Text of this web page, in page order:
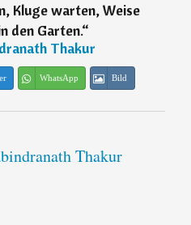
Kluge warten, Weise
den Garten.“
Thakur
WhatsApp Bild
Thakur